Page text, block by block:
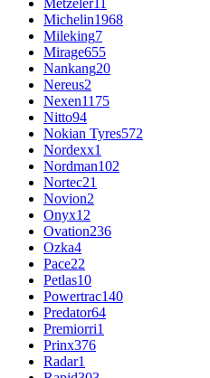
Metzeler11
Michelin1968
Mileking7
Mirage655
Nankang20
Nereus2
Nexen1175
Nitto94
Nokian Tyres572
Nordexx1
Nordman102
Nortec21
Novion2
Onyx12
Ovation236
Ozka4
Pace22
Petlas10
Powertrac140
Predator64
Premiorri1
Prinx376
Radar1